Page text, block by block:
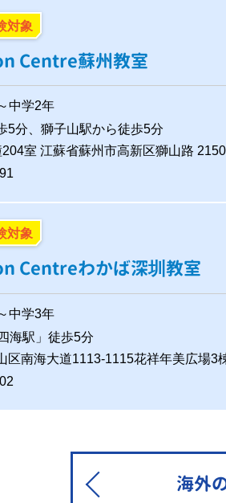
対象
Centre蘇州教室
中学2年
5分、獅子山駅から徒歩5分
室 江蘇省蘇州市高新区獅山路
対象
Centreわかば深圳教室
中学3年
海駅」徒歩5分
区南海大道1113-1115花祥年美広場3
海外